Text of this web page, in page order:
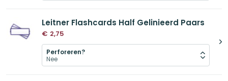
Leitner Flashcards Half Gelinieerd Paars
€ 2,75
Perforeren?